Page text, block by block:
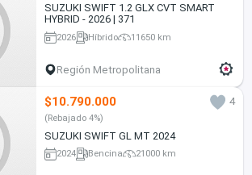
SUZUKI SWIFT 1.2 GLX CVT SMART
HYBRID - 2026 | 371
2026 Híbrido 11650 km
Región Metropolitana
$10.790.000 4
(Rebajado 4%)
SUZUKI SWIFT GL MT 2024
2024 Bencina 21000 km